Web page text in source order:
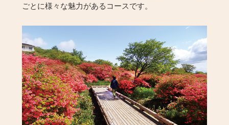
ごとに様々な魅力があるコースです。